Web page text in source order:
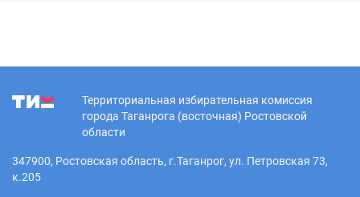
Территориальная избирательная комиссия
города Таганрога (восточная) Ростовской
области
347900, Ростовская область, г.Таганрог, ул. Петровская 73,
к.205